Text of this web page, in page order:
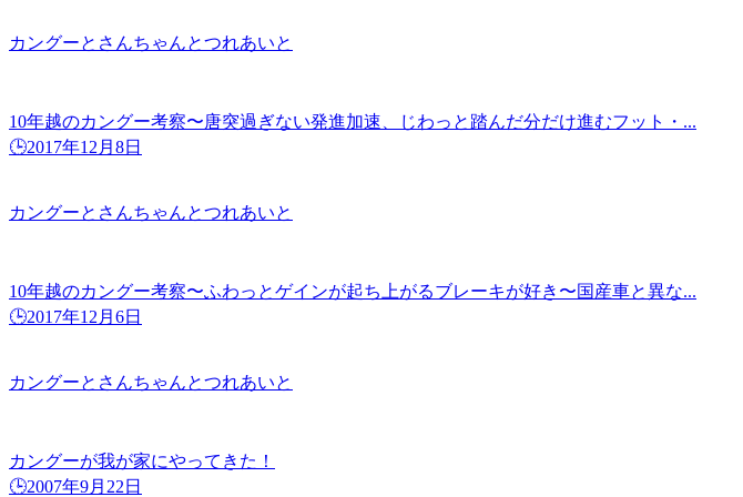
カングーとさんちゃんとつれあいと
10年越のカングー考察〜唐突過ぎない発進加速、じわっと踏んだ分だけ進むフット・...
🕒️2017年12月8日
カングーとさんちゃんとつれあいと
10年越のカングー考察〜ふわっとゲインが起ち上がるブレーキが好き〜国産車と異な...
🕒️2017年12月6日
カングーとさんちゃんとつれあいと
カングーが我が家にやってきた！
🕒️2007年9月22日